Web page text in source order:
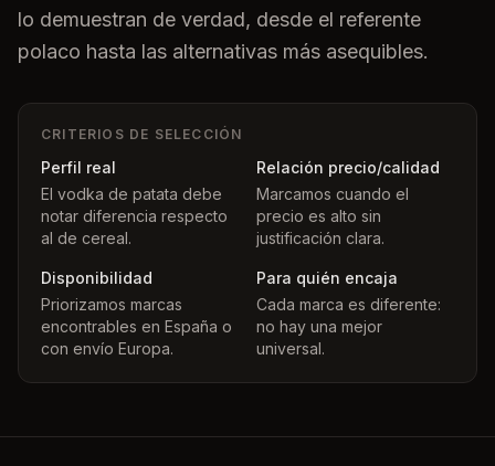
lo demuestran de verdad, desde el referente
polaco hasta las alternativas más asequibles.
CRITERIOS DE SELECCIÓN
Perfil real
El vodka de patata debe
notar diferencia respecto
al de cereal.
Relación precio/calidad
Marcamos cuando el
precio es alto sin
justificación clara.
Disponibilidad
Priorizamos marcas
encontrables en España o
con envío Europa.
Para quién encaja
Cada marca es diferente:
no hay una mejor
universal.